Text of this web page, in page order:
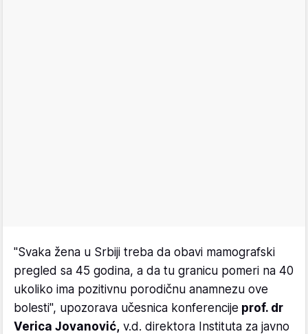
"Svaka žena u Srbiji treba da obavi mamografski
pregled sa 45 godina, a da tu granicu pomeri na 40
ukoliko ima pozitivnu porodičnu anamnezu ove
bolesti", upozorava učesnica konferencije prof. dr
Verica Jovanović, v.d. direktora Instituta za javno